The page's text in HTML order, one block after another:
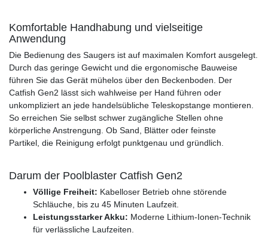
Komfortable Handhabung und vielseitige
Anwendung
Die Bedienung des Saugers ist auf maximalen Komfort ausgelegt.
Durch das geringe Gewicht und die ergonomische Bauweise
führen Sie das Gerät mühelos über den Beckenboden. Der
Catfish Gen2 lässt sich wahlweise per Hand führen oder
unkompliziert an jede handelsübliche Teleskopstange montieren.
So erreichen Sie selbst schwer zugängliche Stellen ohne
körperliche Anstrengung. Ob Sand, Blätter oder feinste
Partikel, die Reinigung erfolgt punktgenau und gründlich.
Darum der Poolblaster Catfish Gen2
Völlige Freiheit: Kabelloser Betrieb ohne störende
Schläuche, bis zu 45 Minuten Laufzeit.
Leistungsstarker Akku: Moderne Lithium-Ionen-Technik
für verlässliche Laufzeiten.